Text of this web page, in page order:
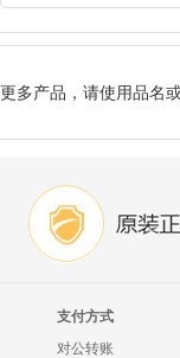
更多产品，请使用品名
支付方式
对公转账